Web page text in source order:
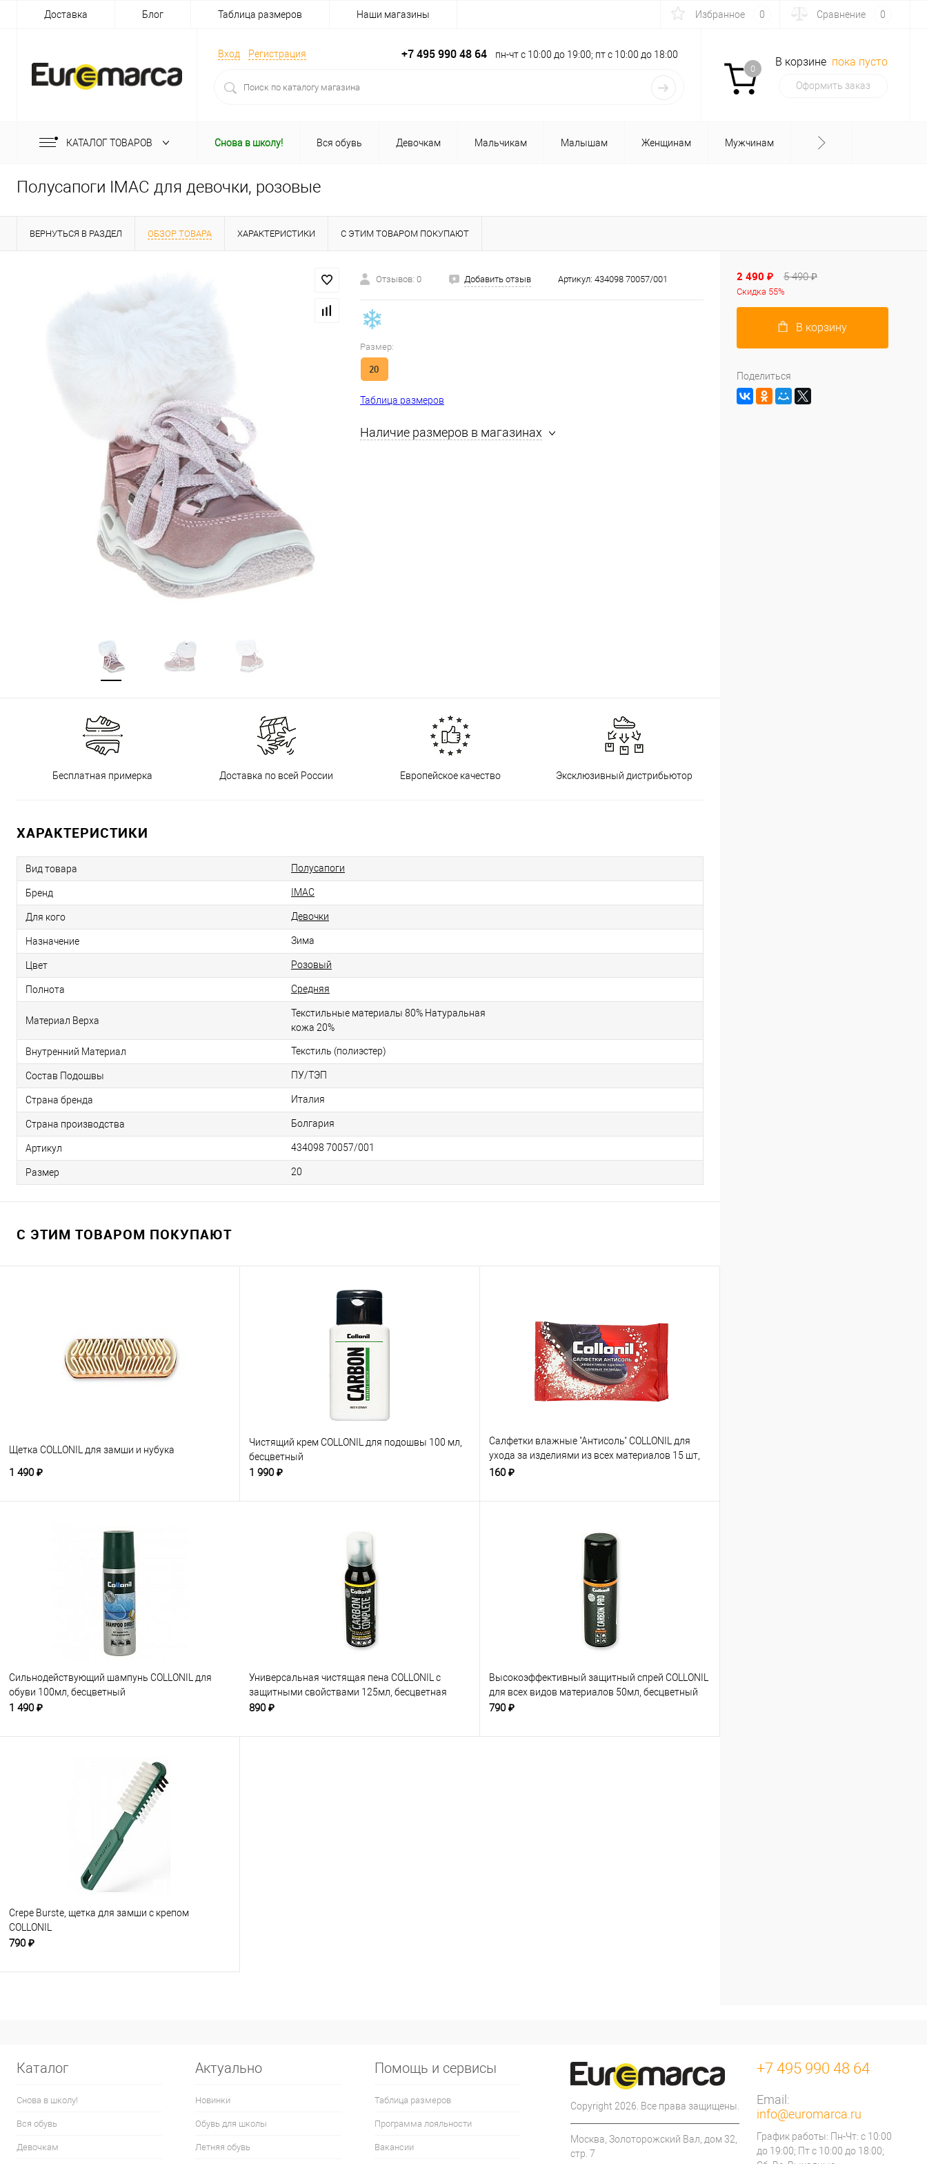
Доставка Блог Таблица размеров Наши магазины Избранное 0 Сравнение 0
Вход Регистрация +7 495 990 48 64 пн-чт с 10:00 до 19:00; пт с 10:00 до 18:00
0
В корзине пока пусто
Оформить заказ
КАТАЛОГ ТОВАРОВ Снова в школу! Вся обувь Девочкам Мальчикам Малышам Женщинам Мужчинам
Полусапоги IMAC для девочки, розовые
ВЕРНУТЬСЯ В РАЗДЕЛ ОБЗОР ТОВАРА ХАРАКТЕРИСТИКИ С ЭТИМ ТОВАРОМ ПОКУПАЮТ
Отзывов: 0 Добавить отзыв Артикул: 434098 70057/001
Размер:
20
Таблица размеров
Наличие размеров в магазинах
Бесплатная примерка Доставка по всей России Европейское качество Эксклюзивный дистрибьютор
ХАРАКТЕРИСТИКИ
Вид товара Полусапоги
Бренд IMAC
Для кого Девочки
Назначение Зима
Цвет Розовый
Полнота Средняя
Материал Верха
Текстильные материалы 80% Натуральная
кожа 20%
Внутренний Материал Текстиль (полиэстер)
Состав Подошвы ПУ/ТЭП
Страна бренда Италия
Страна производства Болгария
Артикул 434098 70057/001
Размер 20
С ЭТИМ ТОВАРОМ ПОКУПАЮТ
Щетка COLLONIL для замши и нубука
1 490 ₽
Чистящий крем COLLONIL для подошвы 100 мл,
бесцветный
1 990 ₽
Салфетки влажные "Антисоль" COLLONIL для
ухода за изделиями из всех материалов 15 шт,
бесцветные
160 ₽
Сильнодействующий шампунь COLLONIL для
обуви 100мл, бесцветный
1 490 ₽
Универсальная чистящая пена COLLONIL с
защитными свойствами 125мл, бесцветная
890 ₽
Высокоэффективный защитный спрей COLLONIL
для всех видов материалов 50мл, бесцветный
790 ₽
Crepe Burste, щетка для замши с крепом
COLLONIL
790 ₽
2 490 ₽ 5 490 ₽
Скидка 55%
В корзину
Поделиться
Каталог
Снова в школу!
Вся обувь
Девочкам
Актуально
Новинки
Обувь для школы
Летняя обувь
Помощь и сервисы
Таблица размеров
Программа лояльности
Вакансии
Copyright 2026. Все права защищены.
Москва, Золоторожский Вал, дом 32,
стр. 7
+7 495 990 48 64
Email:
info@euromarca.ru
График работы: Пн-Чт: с 10:00
до 19:00; Пт с 10:00 до 18:00;